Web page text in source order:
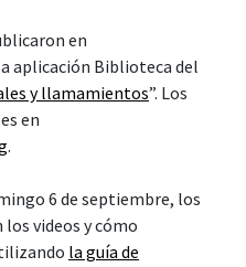
en
aplicación Biblioteca del
y llamamientos”. Los
en
.
6 de septiembre, los
videos y cómo
la guía de